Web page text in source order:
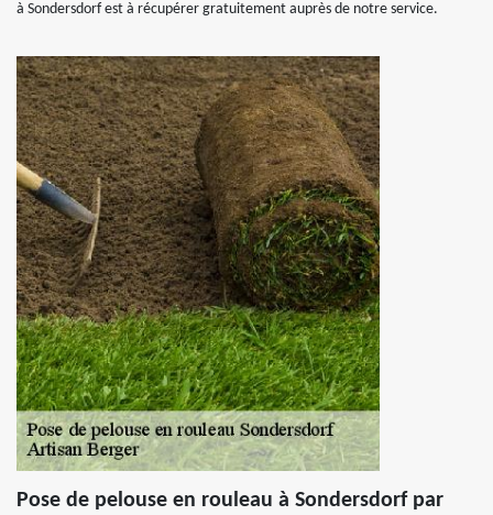
à Sondersdorf est à récupérer gratuitement auprès de notre service.
Pose de pelouse en rouleau à Sondersdorf par